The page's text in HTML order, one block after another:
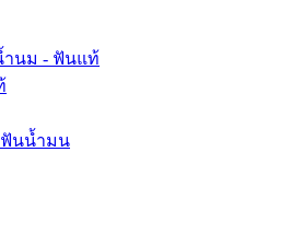
ำนม - ฟันแท้
ฟันน้ำมน